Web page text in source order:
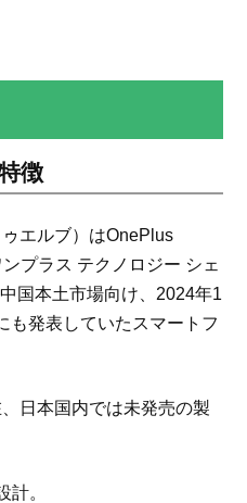
徴
エルブ）はOnePlus
プラス テクノロジー シェ
国本土市場向け、2024年1
も発表していたスマートフ
日本国内では未発売の製
計。